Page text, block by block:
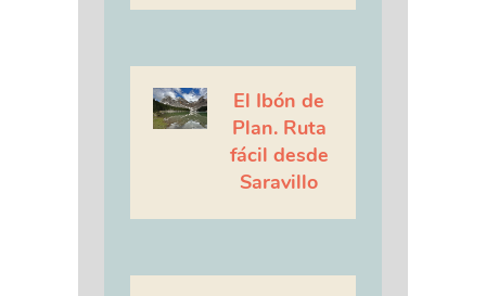
El Ibón de
Plan. Ruta
fácil desde
Saravillo